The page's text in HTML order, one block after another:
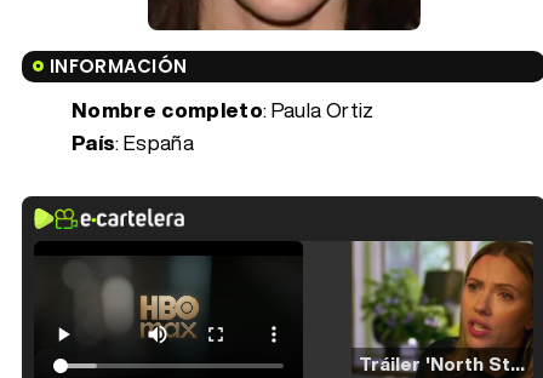
INFORMACIÓN
Nombre completo: Paula Ortiz
País: España
Tráiler 'North Star' (2023)